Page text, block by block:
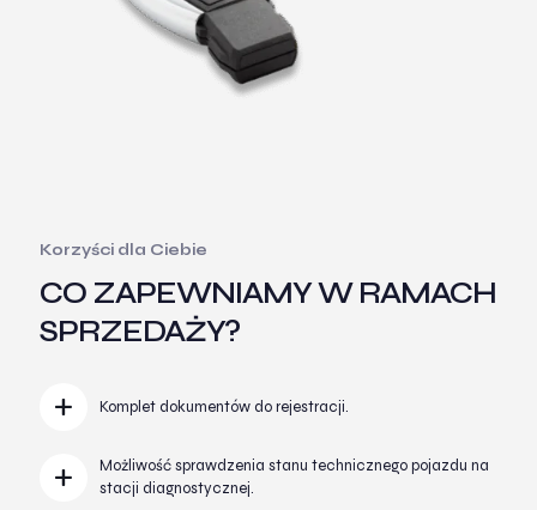
Korzyści dla Ciebie
CO ZAPEWNIAMY W RAMACH
SPRZEDAŻY?
Komplet dokumentów do rejestracji.
Możliwość sprawdzenia stanu technicznego pojazdu na
stacji diagnostycznej.